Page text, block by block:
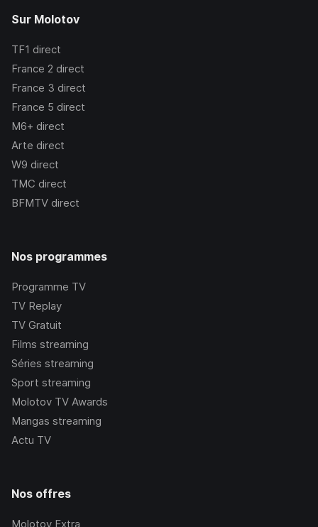
Sur Molotov
TF1 direct
France 2 direct
France 3 direct
France 5 direct
M6+ direct
Arte direct
W9 direct
TMC direct
BFMTV direct
Nos programmes
Programme TV
TV Replay
TV Gratuit
Films streaming
Séries streaming
Sport streaming
Molotov TV Awards
Mangas streaming
Actu TV
Nos offres
Molotov Extra